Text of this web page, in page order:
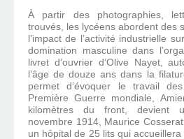
À partir des photographies,
trouvés, les lycéens abordent des
l’impact de l’activité industrielle
domination masculine dans
livret d’ouvrier d’Olive Nayet,
l’âge de douze ans dans la
permet d’évoquer le travail
Première Guerre mondiale,
kilomètres du front, devient
novembre 1914, Maurice
un hôpital de 25 lits qui